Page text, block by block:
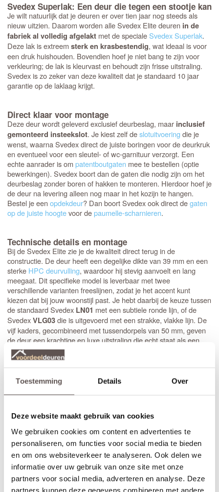
Toestemming Details Over
Deze website maakt gebruik van cookies
We gebruiken cookies om content en advertenties te
personaliseren, om functies voor social media te bieden
en om ons websiteverkeer te analyseren. Ook delen we
informatie over uw gebruik van onze site met onze
partners voor social media, adverteren en analyse. Deze
partners kunnen deze gegevens combineren met andere
Svedex Superlak: Een deur die tegen een stootje kan
Je wilt natuurlijk dat je deuren er over tien jaar nog steeds als
nieuw uitzien. Daarom worden alle Svedex Elite deuren in de
fabriek al volledig afgelakt met de specialeSvedex Superlak.
Deze lak is extreemsterk en krasbestendig, wat ideaal is voor
een druk huishouden. Bovendien hoef je niet bang te zijn voor
verkleuring; de lak is kleurvast en behoudt zijn frisse uitstraling.
Svedex is zo zeker van deze kwaliteit dat je standaard 10 jaar
garantie op de laklaag krijgt.
Direct klaar voor montage
Deze deur wordt geleverd exclusief deurbeslag, maar inclusief
gemonteerd insteekslot. Je kiest zelf deslotuitvoeringdie je
wenst, waarna Svedex direct de juiste boringen voor de deurkruk
en eventueel voor een sleutel- of wc-garnituur verzorgt. Een
echte aanrader is ompatentboutgaten mee te bestellen (optie
bewerkingen). Svedex boort dan de gaten die nodig zijn om het
deurbeslag zonder boren of hakken te monteren. Hierdoor hoef je
de deur na levering alleen nog maar in het kozijn te hangen.
Bestel je eenopdekdeur? Dan boort Svedex ook direct degaten
op de juiste hoogtevoor depaumelle-scharnieren.
Technische details en montage
Bij de Svedex Elite zie je de kwaliteit direct terug in de
constructie. De deur heeft een degelijke dikte van 39 mm en een
sterke HPC deurvulling, waardoor hij stevig aanvoelt en lang
meegaat. Dit specifieke model is leverbaar met twee
verschillende varianten freeslijnen, zodat je het accent kunt
kiezen dat bij jouw woonstijl past. Je hebt daarbij de keuze tussen
de standaard Svedex LN01 met een subtiele ronde lijn, of de
SvedexVLG03die is uitgevoerd met een strakke, vlakke lijn. De
vijf kaders, gecombineerd met tussendorpels van 50 mm, geven
de deur een krachtige en luxe uitstraling die echt staat als een
huis.
Stompe Svedex deuren zijn altijdarmgeschaafd. Opdekdeuren
zijn altijd voorzien van boringen voor de scharnieren op
opdekuitvoering, in elke denkbare standaardmaat of afwijkende
afmeting. Het is voor beide uitvoeringen van belang dat je de
juiste draairichting doorgeeft tijdens het bestellen. Doordat
Svedex het slot al in de fabriek infreest, kan de deur niet
omgedraaid worden en is dekeuze tussen links en rechtsvan
groot belang.